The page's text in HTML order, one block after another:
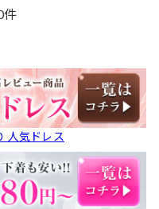
件
人気ドレス